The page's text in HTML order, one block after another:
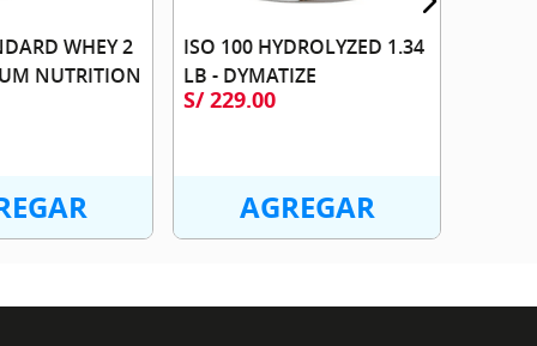
WHEY 2
NUTRITION
ISO 100 HYDROLYZED 1.34
LB - DYMATIZE
S/ 229.00
AGREGAR